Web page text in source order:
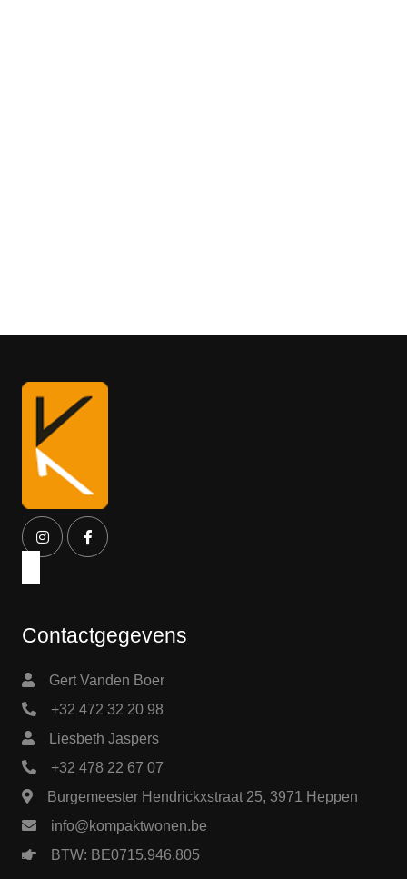
Contactgegevens
Gert Vanden Boer
+32 472 32 20 98
Liesbeth Jaspers
+32 478 22 67 07
Burgemeester Hendrickxstraat 25, 3971 Heppen
info@kompaktwonen.be
BTW: BE0715.946.805